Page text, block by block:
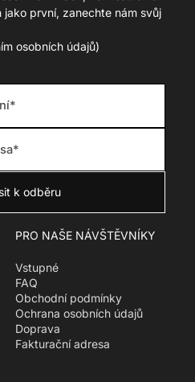
první, zanechte nám svůj
osobních údajů)
PRO NAŠE NÁVŠTĚVNÍKY
Vstupné
FAQ
Obchodní podmínky
Ochrana osobních údajů
Doprava
Fakturační adresa